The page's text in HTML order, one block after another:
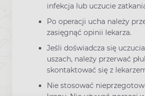
infekcja lub uczucie
Po operacji ucha należy
zasięgnąć opinii lekarza.
Jeśli doświadcza się
uszach, należy przerwać
skontaktować się z
Nie stosować